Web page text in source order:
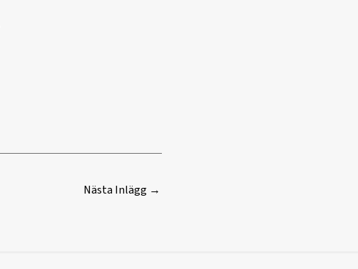
Nästa Inlägg →